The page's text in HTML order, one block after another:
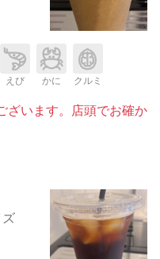
えび かに クルミ
ざいます。店頭でお確か